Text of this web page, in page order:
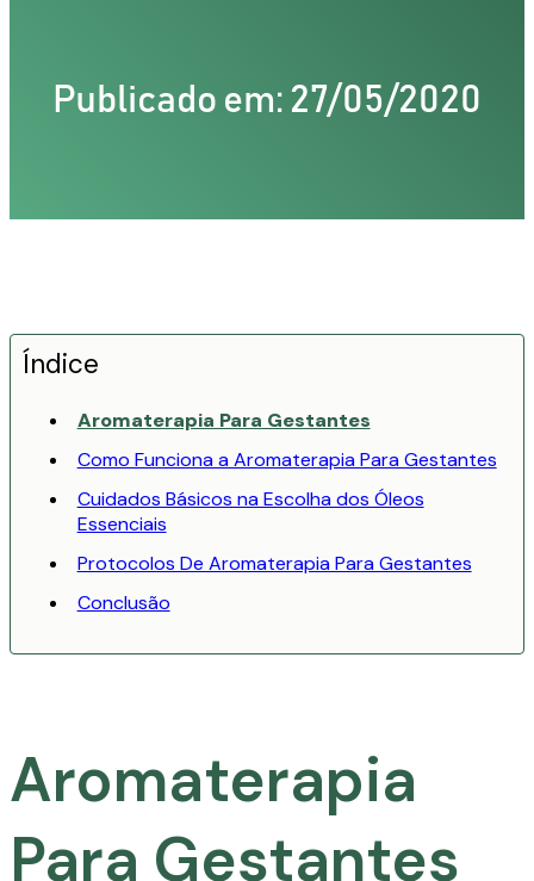
Publicado em: 27/05/2020
Índice
Aromaterapia Para Gestantes
Como Funciona a Aromaterapia Para Gestantes
Cuidados Básicos na Escolha dos Óleos
Essenciais
Protocolos De Aromaterapia Para Gestantes
Conclusão
Aromaterapia
Para Gestantes